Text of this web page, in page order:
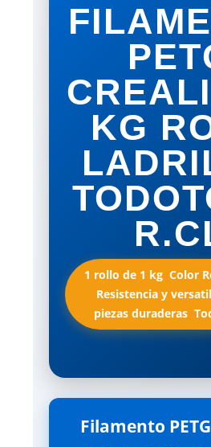
KG
1 rollo de 1 kg  Color
Resistencia y
piezas duraderas 
Filamento